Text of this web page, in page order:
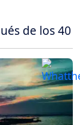
de los 40